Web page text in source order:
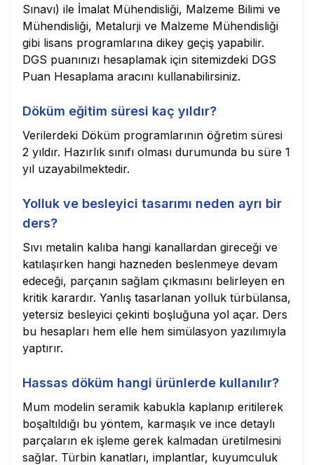
Sınavı) ile İmalat Mühendisliği, Malzeme Bilimi ve
Mühendisliği, Metalurji ve Malzeme Mühendisliği
gibi lisans programlarına dikey geçiş yapabilir.
DGS puanınızı hesaplamak için sitemizdeki DGS
Puan Hesaplama aracını kullanabilirsiniz.
Döküm eğitim süresi kaç yıldır?
Verilerdeki Döküm programlarının öğretim süresi
2 yıldır. Hazırlık sınıfı olması durumunda bu süre 1
yıl uzayabilmektedir.
Yolluk ve besleyici tasarımı neden ayrı bir
ders?
Sıvı metalin kalıba hangi kanallardan gireceği ve
katılaşırken hangi hazneden beslenmeye devam
edeceği, parçanın sağlam çıkmasını belirleyen en
kritik karardır. Yanlış tasarlanan yolluk türbülansa,
yetersiz besleyici çekinti boşluğuna yol açar. Ders
bu hesapları hem elle hem simülasyon yazılımıyla
yaptırır.
Hassas döküm hangi ürünlerde kullanılır?
Mum modelin seramik kabukla kaplanıp eritilerek
boşaltıldığı bu yöntem, karmaşık ve ince detaylı
parçaların ek işleme gerek kalmadan üretilmesini
sağlar. Türbin kanatları, implantlar, kuyumculuk